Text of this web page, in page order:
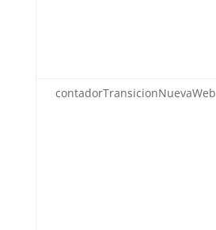
contadorTransicionNuevaWeb